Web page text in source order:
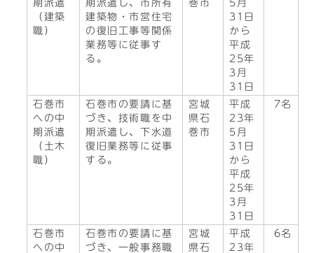
期派遣
（建築
職）
期派遣し、市所有
建築物・市営住宅
の復旧工事等関係
業務等に従事す
る。
巻市
5月
31日
から
平成
25年
3月
31日
石巻市
への中
期派遣
（土木
職）
石巻市の要請に基
づき、技術職を中
期派遣し、下水道
復旧業務等に従事
する。
宮城
県石
巻市
平成
23年
5月
31日
から
平成
25年
3月
31日
7名
石巻市
への中
石巻市の要請に基
づき、一般事務職
宮城
県石
平成
23年
6名